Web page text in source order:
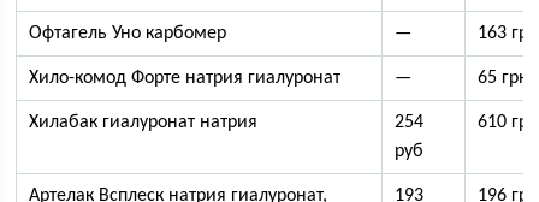
Офтагель Уно карбомер — 163 грн
Хило-комод Форте натрия гиалуронат — 65 грн
Хилабак гиалуронат натрия
254
руб
610 грн
Артелак Всплеск натрия гиалуронат,
193
196 грн